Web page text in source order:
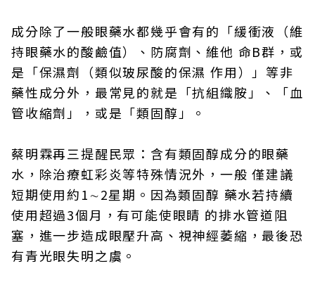
成分除了一般眼藥水都幾乎會有的「緩衝液（維
持眼藥水的酸鹼值）、防腐劑、維他 命B群，或
是「保濕劑（類似玻尿酸的保濕 作用）」等非
藥性成分外，最常見的就是「抗組織胺」、「血
管收縮劑」，或是「類固醇」。
蔡明霖再三提醒民眾：含有類固醇成分的眼藥
水，除治療虹彩炎等特殊情況外，一般 僅建議
短期使用約1∼2星期。因為類固醇 藥水若持續
使用超過3個月，有可能使眼睛 的排水管道阻
塞，進一步造成眼壓升高、視神經萎縮，最後恐
有青光眼失明之虞。